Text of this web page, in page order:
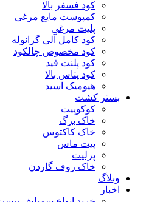
کود فسفر بالا
کمپوست مایع مرغی
پلیت مرغی
کود کامل آلی گرانوله
کود مخصوص چالکود
کود پلنت فید
کود پتاس بالا
هیومیک اسید
بستر کشت
کوکوپیت
خاک برگ
خاک کاکتوس
پیت ماس
پرلیت
خاک روف گاردن
وبلاگ
اخبار